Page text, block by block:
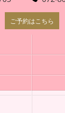
ご予約はこちら